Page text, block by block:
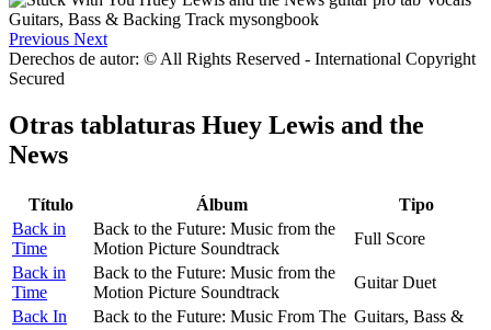
Previous Next
Derechos de autor: © All Rights Reserved - International Copyright
Secured
Otras tablaturas Huey Lewis and the
News
Título Álbum
Tipo
Back in
Time
Back to the Future: Music from the
Motion Picture Soundtrack
Full Score
Back in
Time
Back to the Future: Music from the
Motion Picture Soundtrack
Guitar Duet
Back In
Back to the Future: Music From The Guitars, Bass &